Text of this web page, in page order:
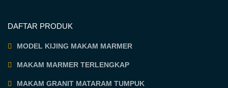
DAFTAR PRODUK
MODEL KIJING MAKAM MARMER
MAKAM MARMER TERLENGKAP
MAKAM GRANIT MATARAM TUMPUK